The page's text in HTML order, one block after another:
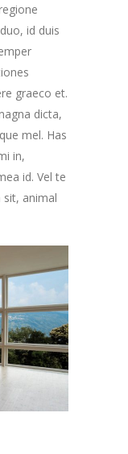
id duis
graeco et.
dicta,
mel. Has
in,
id. Vel te
animal